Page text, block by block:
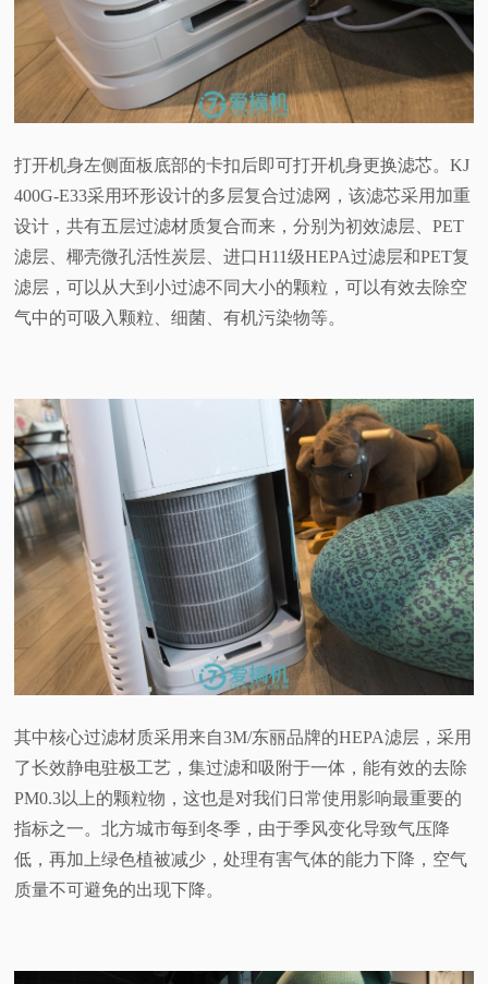
打开机身左侧面板底部的卡扣后即可打开机身更换滤芯。KJ
400G-E33采用环形设计的多层复合过滤网，该滤芯采用加重
设计，共有五层过滤材质复合而来，分别为初效滤层、PET
滤层、椰壳微孔活性炭层、进口H11级HEPA过滤层和PET复
滤层，可以从大到小过滤不同大小的颗粒，可以有效去除空
气中的可吸入颗粒、细菌、有机污染物等。
其中核心过滤材质采用来自3M/东丽品牌的HEPA滤层，采用
了长效静电驻极工艺，集过滤和吸附于一体，能有效的去除
PM0.3以上的颗粒物，这也是对我们日常使用影响最重要的
指标之一。北方城市每到冬季，由于季风变化导致气压降
低，再加上绿色植被减少，处理有害气体的能力下降，空气
质量不可避免的出现下降。